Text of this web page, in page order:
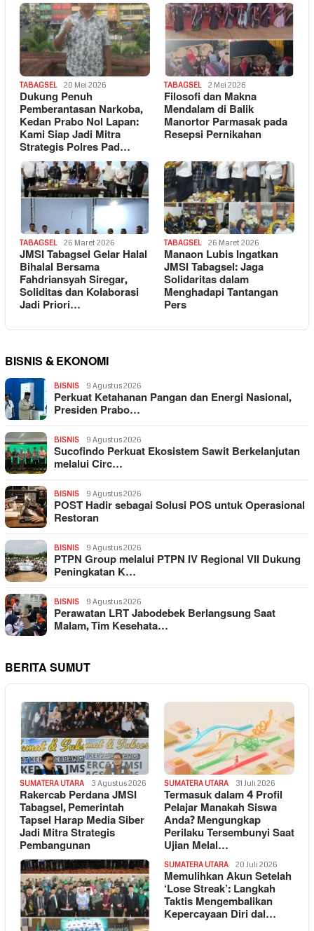
TABAGSEL 20 Mei 2026
Dukung Penuh
Pemberantasan Narkoba,
Kedan Prabo Nol Lapan:
Kami Siap Jadi Mitra
Strategis Polres Pad…
TABAGSEL 2 Mei 2026
Filosofi dan Makna
Mendalam di Balik
Manortor Parmasak pada
Resepsi Pernikahan
TABAGSEL 26 Maret 2026
JMSI Tabagsel Gelar Halal
Bihalal Bersama
Fahdriansyah Siregar,
Soliditas dan Kolaborasi
Jadi Priori…
TABAGSEL 26 Maret 2026
Manaon Lubis Ingatkan
JMSI Tabagsel: Jaga
Solidaritas dalam
Menghadapi Tantangan
Pers
BISNIS & EKONOMI
BISNIS 9 Agustus 2026
Perkuat Ketahanan Pangan dan Energi Nasional,
Presiden Prabo…
BISNIS 9 Agustus 2026
Sucofindo Perkuat Ekosistem Sawit Berkelanjutan
melalui Circ…
BISNIS 9 Agustus 2026
POST Hadir sebagai Solusi POS untuk Operasional
Restoran
BISNIS 9 Agustus 2026
PTPN Group melalui PTPN IV Regional VII Dukung
Peningkatan K…
BISNIS 9 Agustus 2026
Perawatan LRT Jabodebek Berlangsung Saat
Malam, Tim Kesehata…
BERITA SUMUT
SUMATERA UTARA 3 Agustus 2026
Rakercab Perdana JMSI
Tabagsel, Pemerintah
Tapsel Harap Media Siber
Jadi Mitra Strategis
Pembangunan
SUMATERA UTARA 31 Juli 2026
Termasuk dalam 4 Profil
Pelajar Manakah Siswa
Anda? Mengungkap
Perilaku Tersembunyi Saat
Ujian Melal…
SUMATERA UTARA 20 Juli 2026
Memulihkan Akun Setelah
‘Lose Streak’: Langkah
Taktis Mengembalikan
Kepercayaan Diri dal…